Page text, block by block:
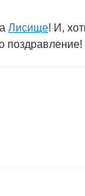
Лисище! И,